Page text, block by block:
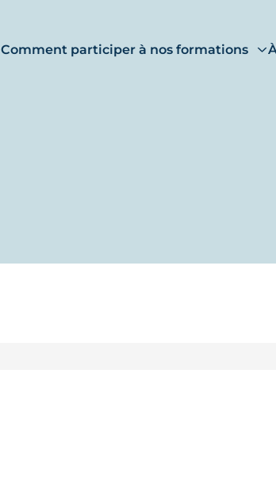
Comment participer à nos formations